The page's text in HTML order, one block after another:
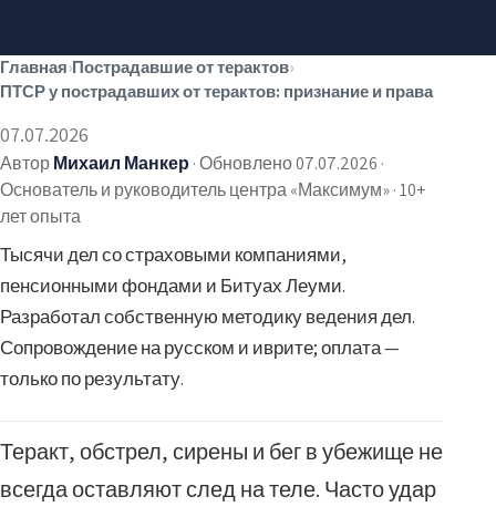
Главная›Пострадавшие от терактов›
ПТСР у пострадавших от терактов: признание и права
07.07.2026
АвторМихаил Манкер ·Обновлено 07.07.2026 ·
Основатель и руководитель центра «Максимум» · 10+
лет опыта
Тысячи дел со страховыми компаниями,
пенсионными фондами и Битуах Леуми.
Разработал собственную методику ведения дел.
Сопровождение на русском и иврите; оплата —
только по результату.
Теракт, обстрел, сирены и бег в убежище не
всегда оставляют след на теле. Часто удар